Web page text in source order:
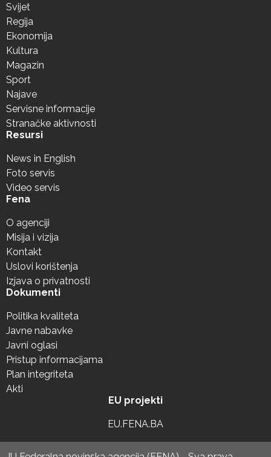
Svijet
Regija
Ekonomija
Kultura
Magazin
Sport
Najave
Servisne informacije
Stranačke aktivnosti
Resursi
News in English
Foto servis
Video servis
Fena
O agenciji
Misija i vizija
Kontakt
Uslovi korištenja
Izjava o privatnosti
Dokumenti
Politika kvaliteta
Javne nabavke
Javni oglasi
Pristup informacijama
Plan integriteta
Akti
EU projekti
EU.FENA.BA